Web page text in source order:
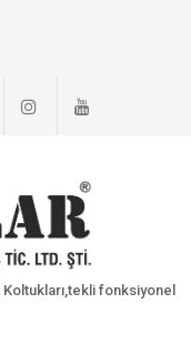
fonksiyonel